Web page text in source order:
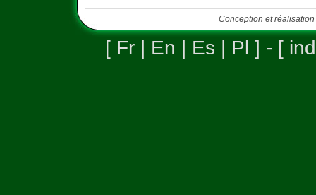
Conception et
[ Fr| En Es Pl ] - [